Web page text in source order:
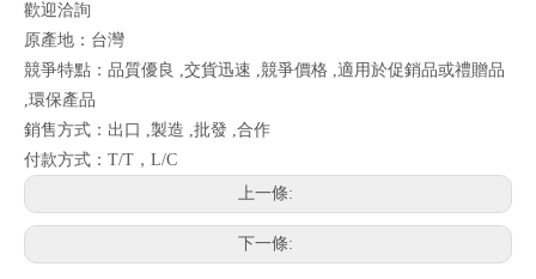
歡迎洽詢
原產地：台灣
競爭特點：品質優良 ,交貨迅速 ,競爭價格 ,適用於促銷品或禮贈品
,環保產品
銷售方式：出口 ,製造 ,批發 ,合作
付款方式：T/T，L/C
上一條:
下一條: